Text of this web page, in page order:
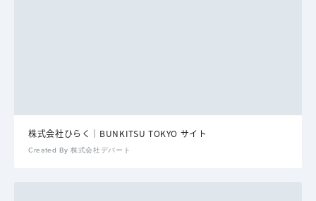
株式会社ひらく｜BUNKITSU TOKYO サイト
Created By 株式会社デパート